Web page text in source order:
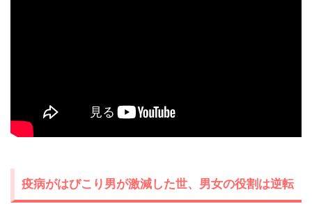
疫病がはびこり男が激減した世、男女の役割は逆転